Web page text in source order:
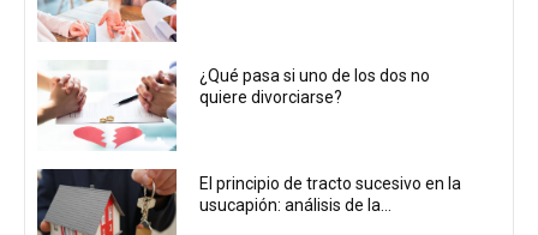
¿Qué pasa si uno de los dos no
quiere divorciarse?
El principio de tracto sucesivo en la
usucapión: análisis de la...